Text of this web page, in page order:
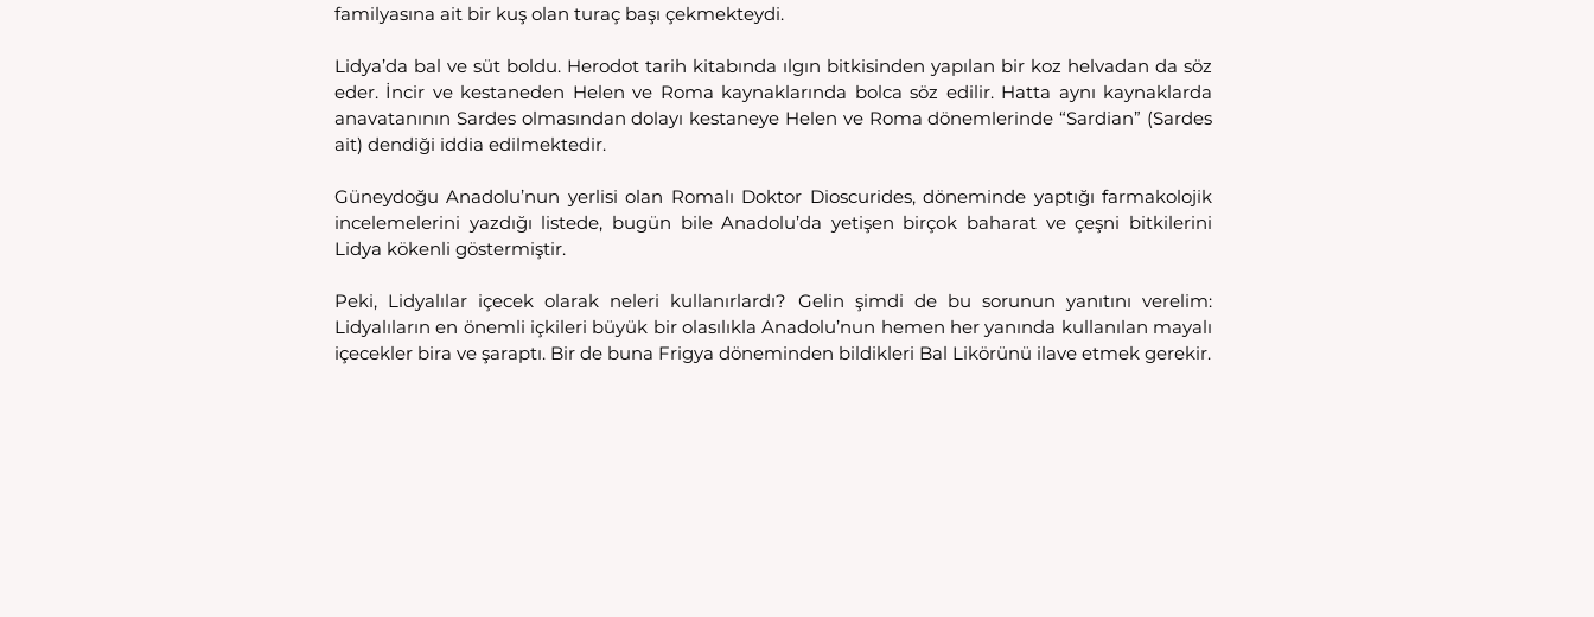
familyasına ait bir kuş olan turaç başı çekmekteydi.
Lidya’da bal ve süt boldu. Herodot tarih kitabında ılgın bitkisinden yapılan bir koz helvadan da söz
eder. İncir ve kestaneden Helen ve Roma kaynaklarında bolca söz edilir. Hatta aynı kaynaklarda
anavatanının Sardes olmasından dolayı kestaneye Helen ve Roma dönemlerinde “Sardian” (Sardes
ait) dendiği iddia edilmektedir.
Güneydoğu Anadolu’nun yerlisi olan Romalı Doktor Dioscurides, döneminde yaptığı farmakolojik
incelemelerini yazdığı listede, bugün bile Anadolu’da yetişen birçok baharat ve çeşni bitkilerini
Lidya kökenli göstermiştir.
Peki, Lidyalılar içecek olarak neleri kullanırlardı? Gelin şimdi de bu sorunun yanıtını verelim:
Lidyalıların en önemli içkileri büyük bir olasılıkla Anadolu’nun hemen her yanında kullanılan mayalı